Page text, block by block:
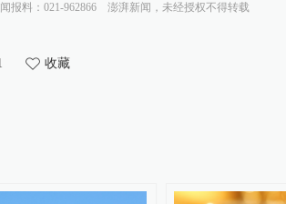
报料：021-962866
澎湃新闻，未经授权不得转载
收藏